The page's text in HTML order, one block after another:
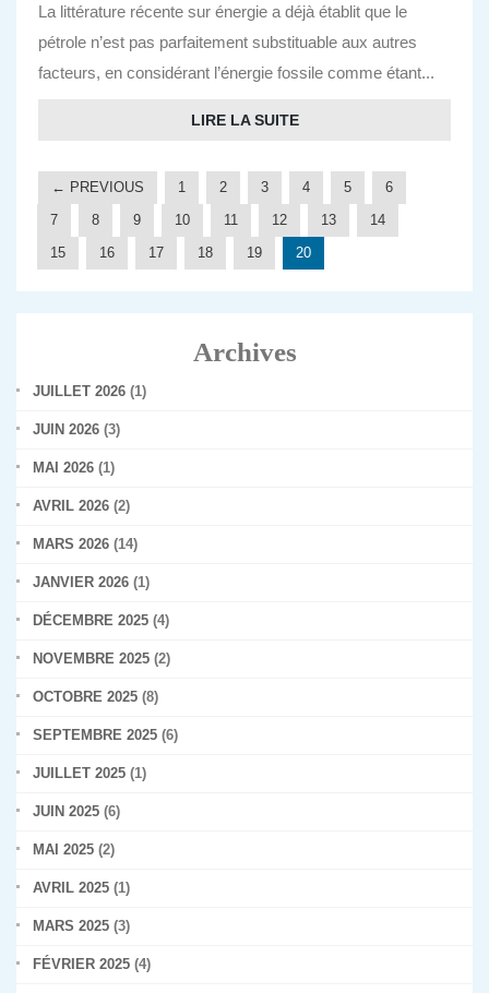
La littérature récente sur énergie a déjà établit que le
pétrole n’est pas parfaitement substituable aux autres
facteurs, en considérant l’énergie fossile comme étant...
LIRE LA SUITE
← PREVIOUS 1 2 3 4 5
6
7
8 9 10 11 12 13
14
15
16 17 18 19 20
Archives
JUILLET 2026 (1)
JUIN 2026 (3)
MAI 2026 (1)
AVRIL 2026 (2)
MARS 2026 (14)
JANVIER 2026 (1)
DÉCEMBRE 2025 (4)
NOVEMBRE 2025 (2)
OCTOBRE 2025 (8)
SEPTEMBRE 2025 (6)
JUILLET 2025 (1)
JUIN 2025 (6)
MAI 2025 (2)
AVRIL 2025 (1)
MARS 2025 (3)
FÉVRIER 2025 (4)